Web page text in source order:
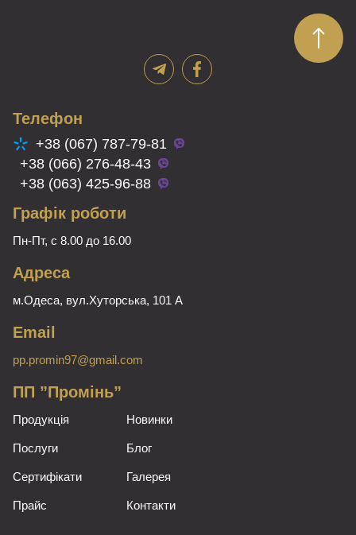
Телефон
+38 (067) 787-79-81
+38 (066) 276-48-43
+38 (063) 425-96-88
Графік роботи
Пн-Пт, с 8.00 до 16.00
Адреса
м.Одеса, вул.Хуторська, 101 А
Email
pp.promin97@gmail.com
ПП ”Промінь”
Продукція
Послуги
Сертифікати
Прайс
Новинки
Блог
Галерея
Контакти